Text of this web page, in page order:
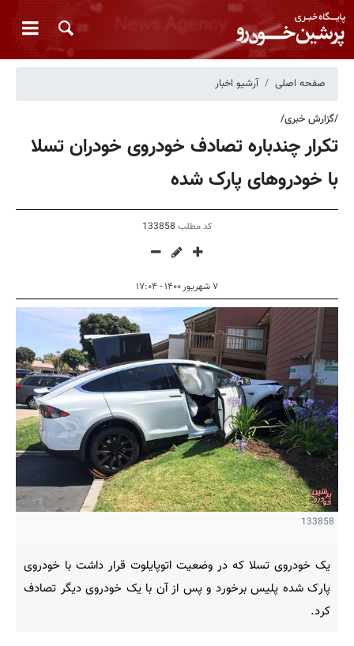
صفحه اصلی آرشیو اخبار
/گزارش خبری/
تکرار چندباره تصادف خودروی خودران تسلا
با خودروهای پارک شده
کد مطلب 133858
۷ شهریور ۱۴۰۰ - ۱۷:۰۴
133858
یک خودروی تسلا که در وضعیت اتوپایلوت قرار داشت با خودروی
پارک شده پلیس برخورد و پس از آن با یک خودروی دیگر تصادف
کرد.